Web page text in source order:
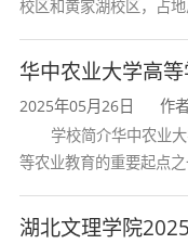
学制
学习形式
学费标准
全程学费
校区和黄家湖校区，占
育和最早开办中医研究
华中农业大学高
2025年05月26日
作
学校简介华中农业
等农业教育的重要起点
首轮“双一流”成效
湖北文理学院